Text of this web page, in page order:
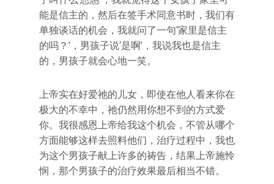
能是信主的，然后在签手术同意书时，我们有
单独谈话的机会，我就问了一句‘家里是信主
的吗？’，男孩子说‘是啊’，我说我也是信主
的，男孩子就会心地一笑。
上帝实在好爱祂的儿女，即使在他人看来你在
极大的不幸中，祂仍然用你想不到的方式爱
你。我很感恩上帝给我这个机会，不管从哪个
方面能够这样去照料他们，治疗过程中，我也
为这个男孩子献上许多的祷告，结果上帝施怜
悯，那个男孩子的治疗效果最后相当不错。